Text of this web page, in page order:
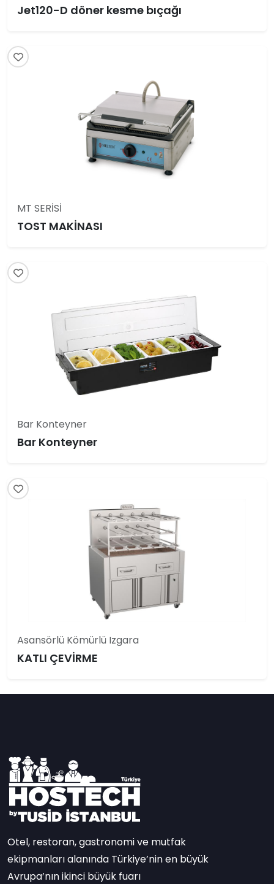
Jet120-D döner kesme bıçağı
MT SERİSİ
TOST MAKİNASI
Bar Konteyner
Bar Konteyner
Asansörlü Kömürlü Izgara
KATLI ÇEVİRME
Otel, restoran, gastronomi ve mutfak
ekipmanları alanında Türkiye’nin en büyük
Avrupa’nın ikinci büyük fuarı